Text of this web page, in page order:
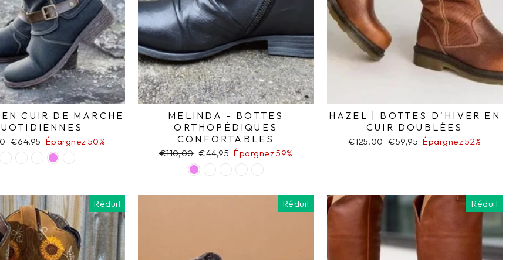
CUIR DE MARCHE
Prix
réduit
€64,95 Épargnez 50%
MELINDA - BOTTES
ORTHOPÉDIQUES
CONFORTABLES
Prix
régulier
€110,00 Prix
réduit
€44,95 Épargnez 59%
HAZEL | BOTTES D'HIVER EN
CUIR DOUBLÉES
Prix
€125,00 Prix
€59,95 Épargnez 52%
Réduit Réduit Réduit